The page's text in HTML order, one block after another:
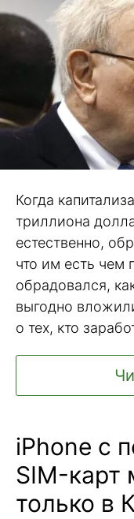
Когда
триллиона
естественно,
что им есть чем
обрадовался,
выгодно
о тех, кто
iPhone с
SIM-карт
только в